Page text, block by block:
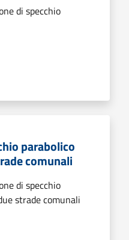
di specchio
parabolico
comunali
di specchio
strade comunali